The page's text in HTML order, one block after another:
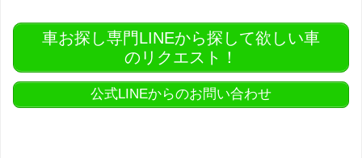
車お探し専門LINEから探して欲しい車
のリクエスト！
公式LINEからのお問い合わせ